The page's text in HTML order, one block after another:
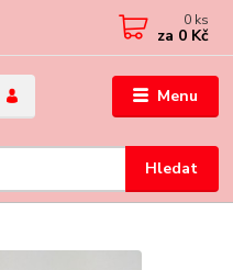
Menu
Hledat
0 ks
za 0 Kč